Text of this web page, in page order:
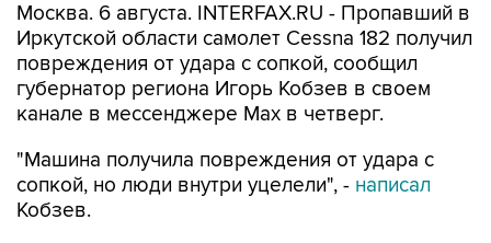
Москва. 6 августа. INTERFAX.RU - Пропавший в
Иркутской области самолет Cessna 182 получил
повреждения от удара с сопкой, сообщил
губернатор региона Игорь Кобзев в своем
канале в мессенджере Мах в четверг.
"Машина получила повреждения от удара с
сопкой, но люди внутри уцелели", - написал
Кобзев.